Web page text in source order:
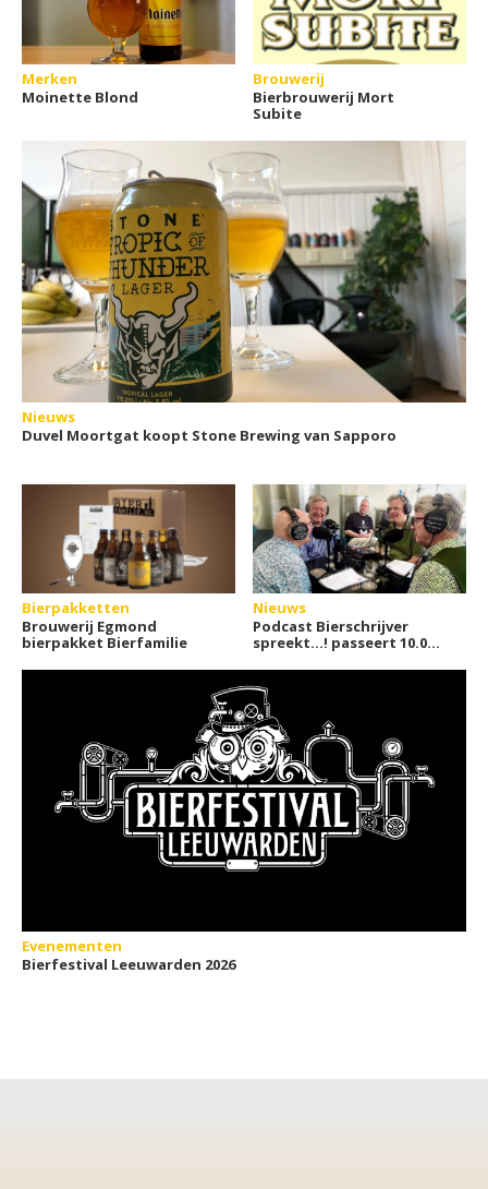
Merken
Moinette Blond
Brouwerij
Bierbrouwerij Mort
Subite
Nieuws
Duvel Moortgat koopt Stone Brewing van Sapporo
Bierpakketten
Brouwerij Egmond
bierpakket Bierfamilie
Nieuws
Podcast Bierschrijver
spreekt…! passeert 10.000
Evenementen
Bierfestival Leeuwarden 2026